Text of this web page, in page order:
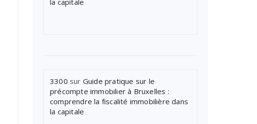
la capitale
3300 sur Guide pratique sur le
précompte immobilier à Bruxelles :
comprendre la fiscalité immobilière dans
la capitale